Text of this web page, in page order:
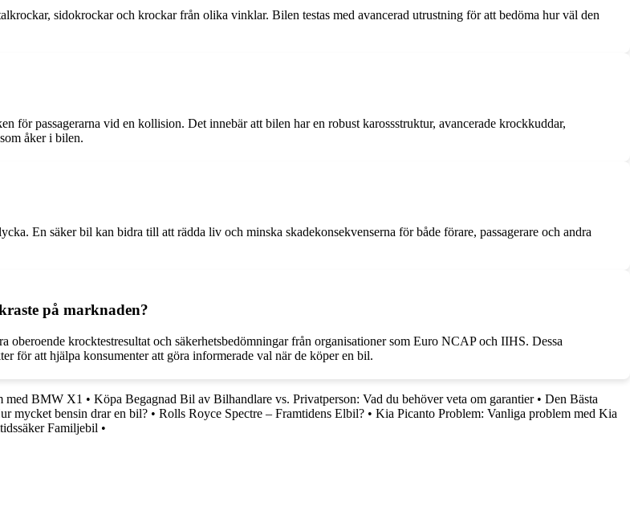
sidokrockar och krockar från olika vinklar. Bilen testas med avancerad utrustning för att bedöma hur väl den
för passagerarna vid en kollision. Det innebär att bilen har en robust karossstruktur, avancerade krockkuddar,
åker i bilen.
En säker bil kan bidra till att rädda liv och minska skadekonsekvenserna för både förare, passagerare och andra
på marknaden?
oberoende krocktestresultat och säkerhetsbedömningar från organisationer som Euro NCAP och IIHS. Dessa
för att hjälpa konsumenter att göra informerade val när de köper en bil.
med BMW X1 • Köpa Begagnad Bil av Bilhandlare vs. Privatperson: Vad du behöver veta om garantier• Den Bästa
mycket bensin drar en bil? • Rolls Royce Spectre – Framtidens Elbil? • Kia Picanto Problem: Vanliga problem med Kia
Familjebil •